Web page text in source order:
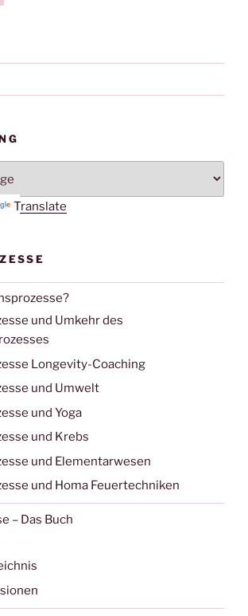
Translate
und Umkehr des
Longevity-Coaching
und Umwelt
und Yoga
und Krebs
und Elementarwesen
und Homa Feuertechniken
– Das Buch